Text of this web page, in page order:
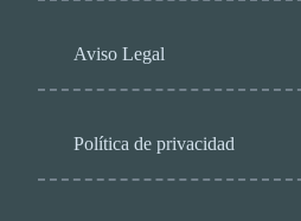
Aviso Legal
Política de privacidad